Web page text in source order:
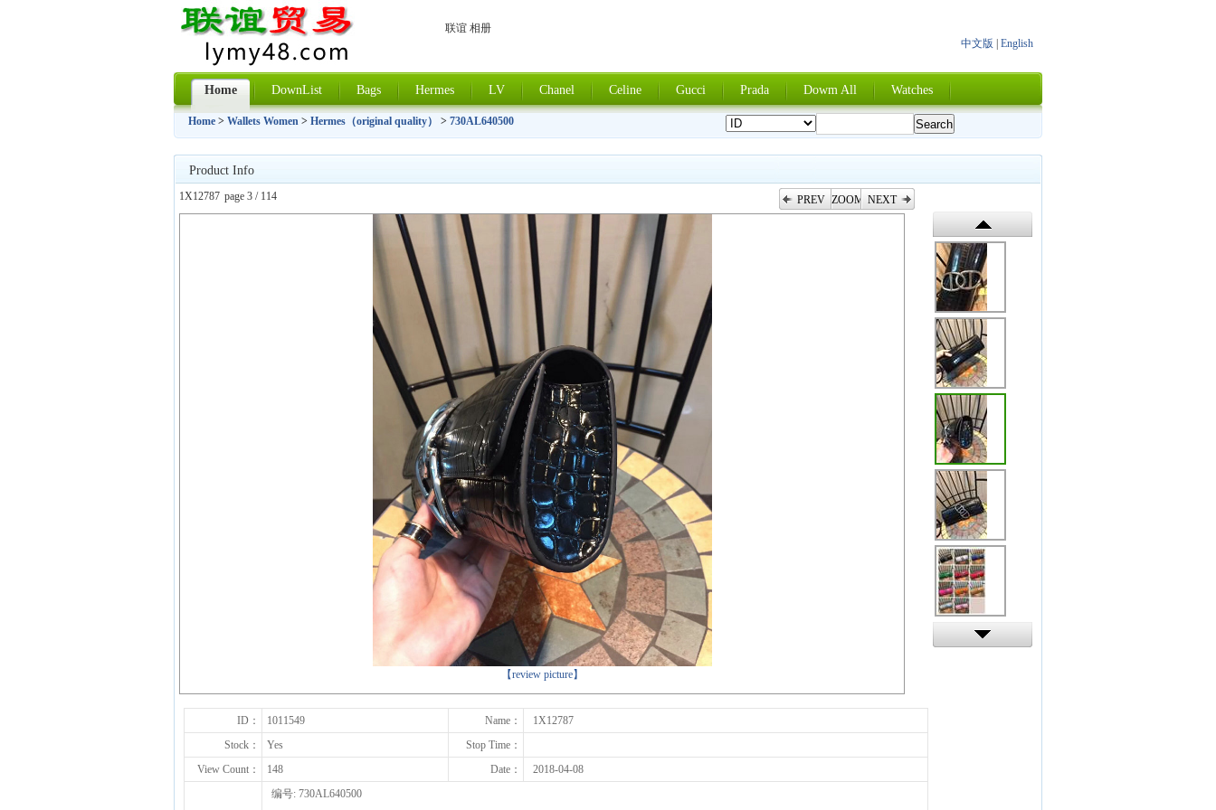
联谊 相册
中文版
English
Home DownList Bags Hermes LV Chanel Celine Gucci Prada Dowm All Watches
Home > Wallets Women > Hermes（original quality） > 730AL640500
Product Info
1X12787 page 3 / 114 PREV ZOOM NEXT
【review picture】
上一张
下一张
ID： 1011549 Name：
1X12787
Stock：
Yes
Stop Time：
View Count：
148 Date：
2018-04-08
编号: 730AL640500